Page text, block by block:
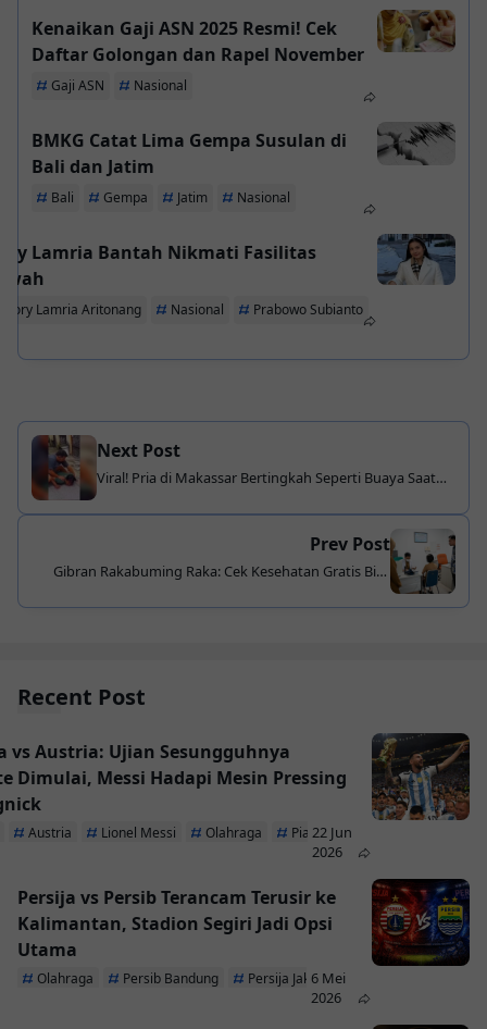
Kenaikan Gaji ASN 2025 Resmi! Cek
Daftar Golongan dan Rapel November
Gaji ASN Nasional
BMKG Catat Lima Gempa Susulan di
Bali dan Jatim
Bali Gempa Jatim Nasional
Lamria Bantah Nikmati Fasilitas
Glory Lamria Aritonang Nasional Prabowo Subianto
Next Post
Viral! Pria di Makassar Bertingkah Seperti Buaya Saat
Prev Post
Gibran Rakabuming Raka: Cek Kesehatan Gratis Bisa
Recent Post
vs Austria: Ujian Sesungguhnya
Dimulai, Messi Hadapi Mesin Pressing
Austria Lionel Messi Olahraga Piala Dunia 2026
22 Jun
2026
Persija vs Persib Terancam Terusir ke
Kalimantan, Stadion Segiri Jadi Opsi
Utama
Olahraga Persib Bandung Persija Jakarta
6 Mei
2026